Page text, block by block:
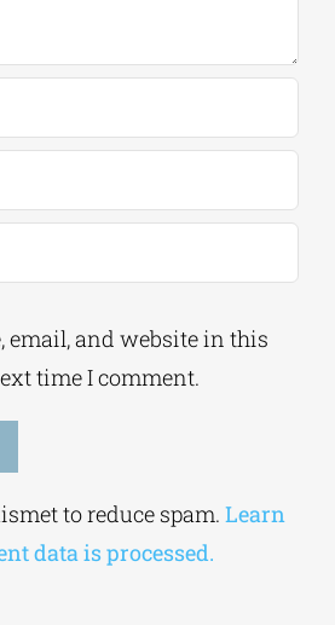
email, and website in this
time I comment.
to reduce spam. Learn
data is processed.